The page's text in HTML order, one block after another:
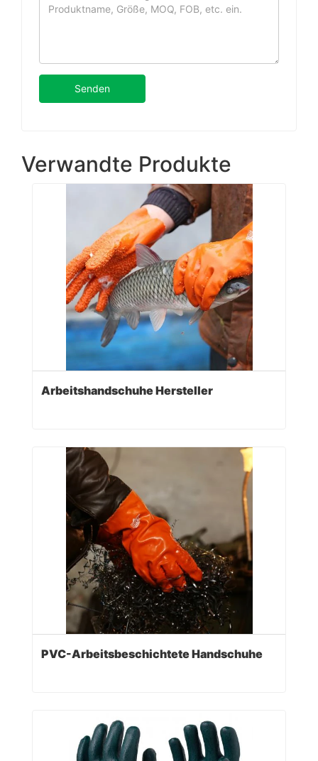
Senden
Verwandte Produkte
Arbeitshandschuhe Hersteller
PVC-Arbeitsbeschichtete Handschuhe